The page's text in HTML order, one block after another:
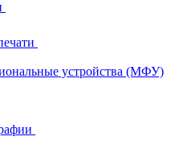
устройства (МФУ)